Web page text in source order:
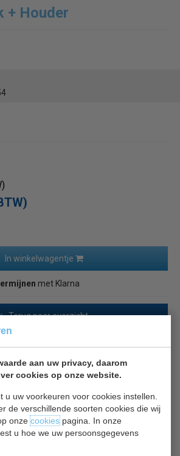
aan uw privacy, daarom
cookies op onze website.
u uw voorkeuren voor cookies instellen.
de verschillende soorten cookies die wij
onzecookiespagina. In onze
u hoe we uw persoonsgegevens
+ Houder
In winkelwagentje
met Klarna
Terug naar overzicht
met omkasting en regelbare
serie Isetta - FIJI - Samoa - Isabella.